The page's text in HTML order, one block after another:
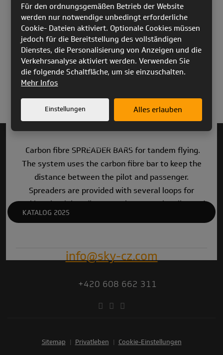
PRODUKTE
Carbon fibre SPREADER BARS for tandem flying.
The system uses the carbon fibre bar to keep the
distance between the pilot and passenger.
Spreaders are provided with several loops for
making the right adjustment between the pilot and
the passenger.
PRODUKTARCHIV
TECHNISCHE KONTROLLEN
KATALOG 2025
info@sky-cz.com
+420 608 662 311
Sitemap | Privatleben | Cookie-Einstellungen
Für den ordnungsgemäßen Betrieb der Website
werden nur notwendige unbedingt erforderliche
Cookie- Dateien aktiviert. Optionale Cookies müssen
jedoch für die Bereitstellung des vollständigen
Dienstes, die Personalisierung von Anzeigen und die
Verkehrsanalyse aktiviert werden. Verwenden Sie
die folgende Schaltfläche, um sie einzuschalten.
Mehr Infos
Einstellungen Alles erlauben